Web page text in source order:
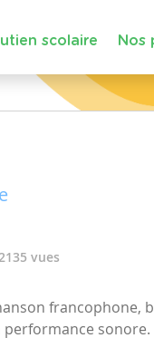
scolaire Nos
vues
francophone,